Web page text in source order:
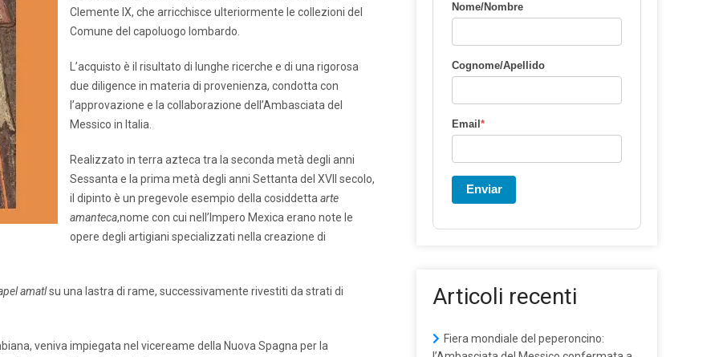
Clemente IX, che arricchisce ulteriormente le collezioni del
Comune del capoluogo lombardo.
L’acquisto è il risultato di lunghe ricerche e di una rigorosa
due diligence in materia di provenienza, condotta con
l’approvazione e la collaborazione dell’Ambasciata del
Messico in Italia.
Realizzato in terra azteca tra la seconda metà degli anni
Sessanta e la prima metà degli anni Settanta del XVII secolo,
il dipinto è un pregevole esempio della cosiddetta arte
amanteca,nome con cui nell’Impero Mexica erano note le
opere degli artigiani specializzati nella creazione di
amatlsu una lastra di rame, successivamente rivestiti da strati di
veniva impiegata nel vicereame della Nuova Spagna per la
Nome/Nombre
Cognome/Apellido
Email *
Enviar
Articoli recenti
Fiera mondiale del peperoncino: